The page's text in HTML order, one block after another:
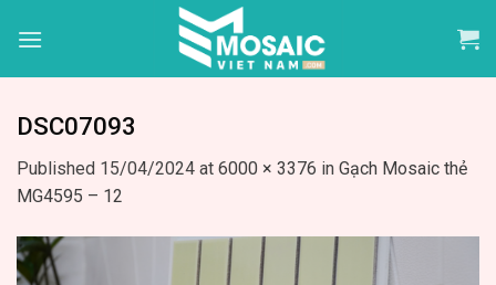
DSC07093
Published 15/04/2024 at 6000 × 3376 in Gạch Mosaic thẻ
MG4595 – 12